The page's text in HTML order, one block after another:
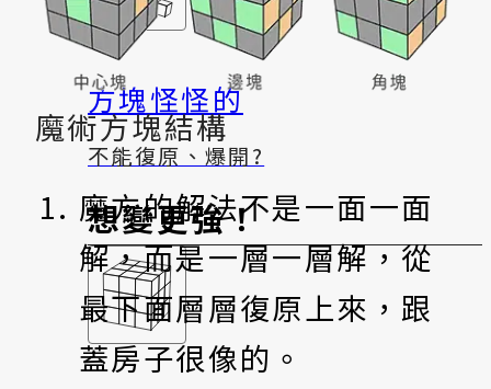
方塊怪怪的
不能復原、爆開?
想變更強！
魔術方塊結構
魔方的解法不是一面一面
解，而是一層一層解，從
最下面層層復原上來，跟
蓋房子很像的。